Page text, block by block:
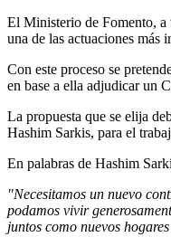
El Ministerio de Fomento, a
una de las actuaciones
Con este proceso se
en base a ella adjudicar
La propuesta que se elija
Hashim Sarkis, para el
En palabras de Hashim
"Necesitamos un nuevo
podamos vivir
juntos como nuevos